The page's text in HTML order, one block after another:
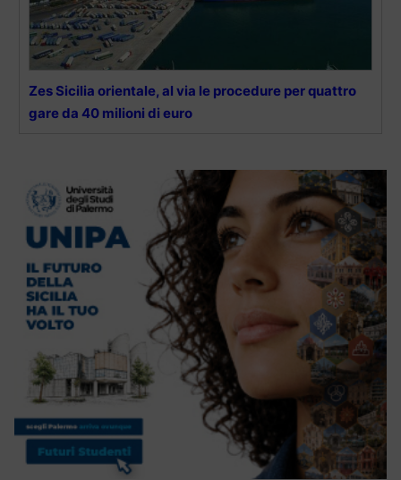
Zes Sicilia orientale, al via le procedure per quattro
gare da 40 milioni di euro